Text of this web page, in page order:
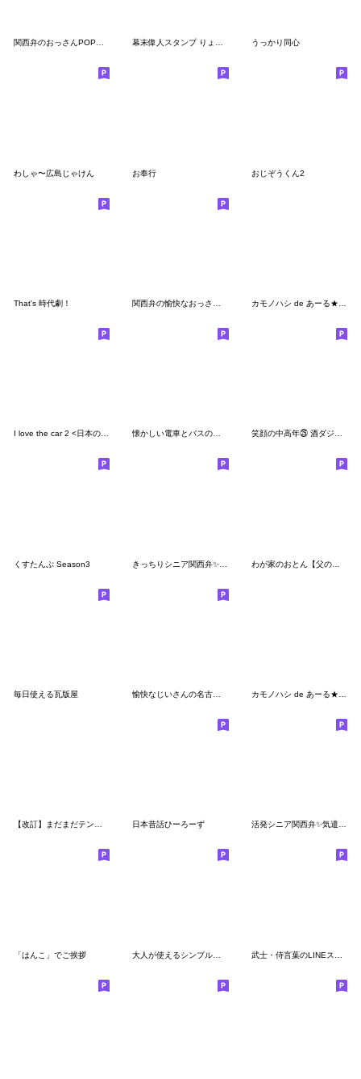
関西弁のおっさんPOP風やで 幕末偉人スタンプ りょうまくん うっかり同心
わしゃ〜広島じゃけん お奉行 おじぞうくん2
That's 時代劇！
I love the car 2 <日本の名車編> 懐かしい電車とバスのスタンプ 笑顔の中高年㉕ 酒ダジャレ編
くすたんぷ Season3 わが家のおとん【父の日スタンプ】
毎日使える瓦版屋
【改訂】まだまだテンション高い虎党のトラ 日本昔話ひーろーず 活発シニア関西弁✨気遣いを大切にする:男
「はんこ」でご挨拶